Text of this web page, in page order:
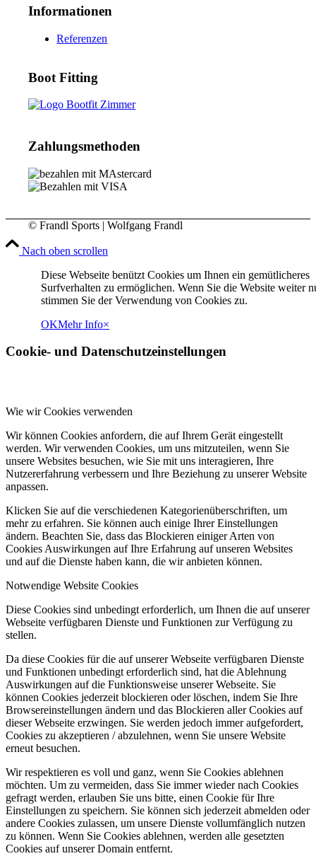
Informationen
Referenzen
Boot Fitting
Zahlungsmethoden
© Frandl Sports | Wolfgang Frandl
Nach oben scrollen
Diese Webseite benützt Cookies um Ihnen ein gemütlicheres
Surfverhalten zu ermöglichen. Wenn Sie die Website weiter
stimmen Sie der Verwendung von Cookies zu.
OKMehr Info×
Cookie- und Datenschutzeinstellungen
Wie wir Cookies verwenden
Wir können Cookies anfordern, die auf Ihrem Gerät eingestellt
werden. Wir verwenden Cookies, um uns mitzuteilen, wenn Sie
unsere Websites besuchen, wie Sie mit uns interagieren, Ihre
Nutzererfahrung verbessern und Ihre Beziehung zu unserer Website
anpassen.
Klicken Sie auf die verschiedenen Kategorienüberschriften, um
mehr zu erfahren. Sie können auch einige Ihrer Einstellungen
ändern. Beachten Sie, dass das Blockieren einiger Arten von
Cookies Auswirkungen auf Ihre Erfahrung auf unseren Websites
und auf die Dienste haben kann, die wir anbieten können.
Notwendige Website Cookies
Diese Cookies sind unbedingt erforderlich, um Ihnen die auf unserer
Webseite verfügbaren Dienste und Funktionen zur Verfügung zu
stellen.
Da diese Cookies für die auf unserer Webseite verfügbaren Dienste
und Funktionen unbedingt erforderlich sind, hat die Ablehnung
Auswirkungen auf die Funktionsweise unserer Webseite. Sie
können Cookies jederzeit blockieren oder löschen, indem Sie Ihre
Browsereinstellungen ändern und das Blockieren aller Cookies auf
dieser Webseite erzwingen. Sie werden jedoch immer aufgefordert,
Cookies zu akzeptieren / abzulehnen, wenn Sie unsere Website
erneut besuchen.
Wir respektieren es voll und ganz, wenn Sie Cookies ablehnen
möchten. Um zu vermeiden, dass Sie immer wieder nach Cookies
gefragt werden, erlauben Sie uns bitte, einen Cookie für Ihre
Einstellungen zu speichern. Sie können sich jederzeit abmelden oder
andere Cookies zulassen, um unsere Dienste vollumfänglich nutzen
zu können. Wenn Sie Cookies ablehnen, werden alle gesetzten
Cookies auf unserer Domain entfernt.